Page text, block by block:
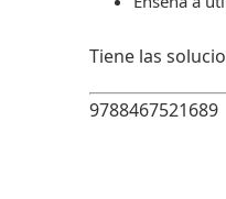
Tiene las
9788467521689